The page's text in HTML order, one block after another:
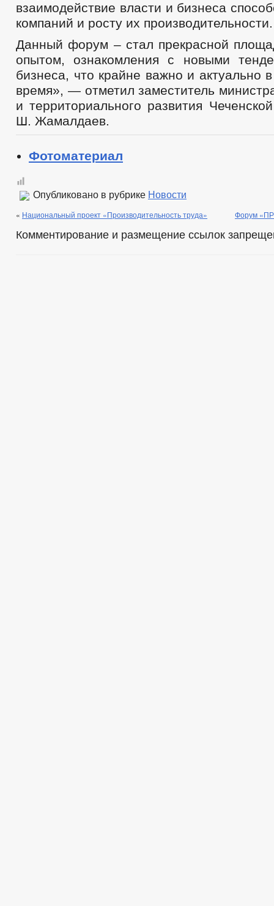
взаимодействие власти и бизнеса
компаний и росту их производительности.
Данный форум – стал прекрасной
опытом, ознакомления с новыми
бизнеса, что крайне важно и актуально
время», — отметил заместитель
и территориального развития
Ш. Жамалдаев.
Фотоматериал
Опубликовано в рубрике Новости
« Национальный проект «Производительность труда» Форум
Комментирование и размещение ссылок